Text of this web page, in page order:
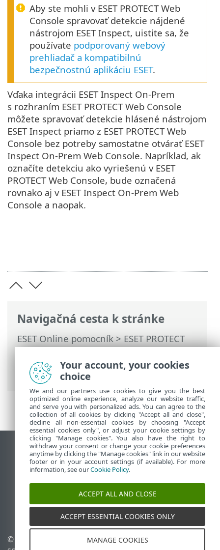
Navigačná cesta k stránke
ESET Online pomocník>ESET PROTECT
On-Prem>Používanie ESET PROTECT On-
Prem>Hlavné menu ESET PROTECT On-
Prem>Detekcie> ESET Inspect On-Prem
Aby ste mohli v ESET PROTECT Web
Console spravovať detekcie nájdené
nástrojom ESET Inspect, uistite sa, že
používate podporovaný webový
prehliadač a kompatibilnú
bezpečnostnú aplikáciu ESET.
Vďaka integrácii ESET Inspect On-Prem
s rozhraním ESET PROTECT Web Console
môžete spravovať detekcie hlásené nástrojom
ESET Inspect priamo z ESET PROTECT Web
Console bez potreby samostatne otvárať ESET
Inspect On-Prem Web Console. Napríklad, ak
označíte detekciu ako vyriešenú v ESET
PROTECT Web Console, bude označená
rovnako aj v ESET Inspect On-Prem Web
Console a naopak.
Zobraziť stránku ako na počítači
End of Life
Databáza znalostí ESET
ESET Fórum
ESET Status Portal
Technická podpora
© 1992 - 2026 ESET,
Spravovať súbory cookie
Your account, your cookies
choice
We and our partners use cookies to give you the best
optimized online experience, analyze our website traffic,
and serve you with personalized ads. You can agree to the
collection of all cookies by clicking "Accept all and close",
decline all non-essential cookies by choosing "Accept
essential cookies only", or adjust your cookie settings by
clicking "Manage cookies". You also have the right to
withdraw your consent or change your cookie preferences
anytime by clicking the "Manage cookies" link in our website
footer or in your account settings (if available). For more
information, see ourCookie Policy.
ACCEPT ALL AND CLOSE
ACCEPT ESSENTIAL COOKIES ONLY
MANAGE COOKIES